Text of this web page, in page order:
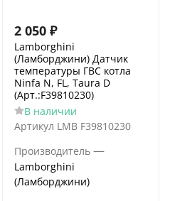
2 050 ₽
Lamborghini
(Ламборджини) Датчик
температуры ГВС котла
Ninfa N, FL, Taura D
(Арт.:F39810230)
В наличии
Артикул LMB F39810230
Производитель —
Lamborghini
(Ламборджини)